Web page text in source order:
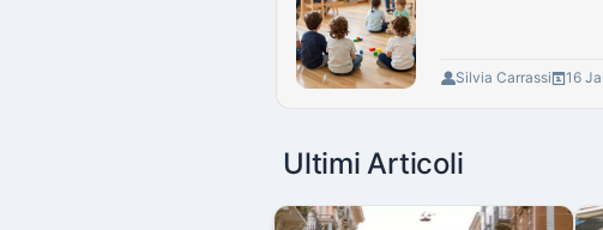
Silvia Carrassi 16
Ultimi Articoli